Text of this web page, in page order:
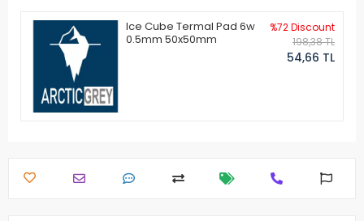
Ice Cube Termal Pad 6w
0.5mm 50x50mm
%72 Discount
198,38 TL
54,66 TL